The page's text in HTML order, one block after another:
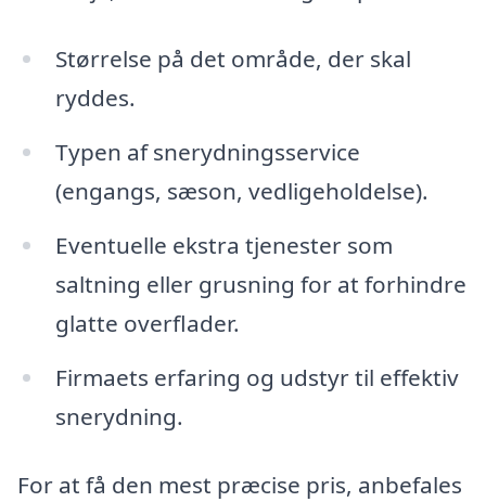
Størrelse på det område, der skal
ryddes.
Typen af snerydningsservice
(engangs, sæson, vedligeholdelse).
Eventuelle ekstra tjenester som
saltning eller grusning for at forhindre
glatte overflader.
Firmaets erfaring og udstyr til effektiv
snerydning.
For at få den mest præcise pris, anbefales